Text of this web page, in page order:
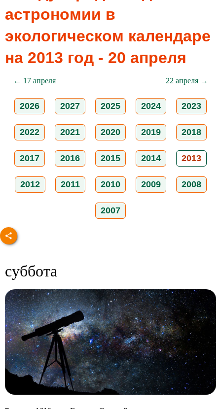
астрономии в
экологическом календаре
на 2013 год - 20 апреля
← 17 апреля 22 апреля →
2026 2027 2025 2024 2023
2022 2021 2020 2019 2018
2017 2016 2015 2014 2013
2012 2011 2010 2009 2008
2007
суббота